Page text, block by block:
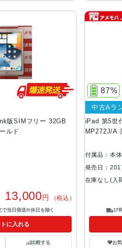
版SIMフリー 32GB
ルド
13,000円 （税込）
で当日発送※休日を除く
に入れる
比較する
iPad 第5世
MP272J/A
87%
中古Aラ
付属品：本
発売日：
在庫なし(入
17
お